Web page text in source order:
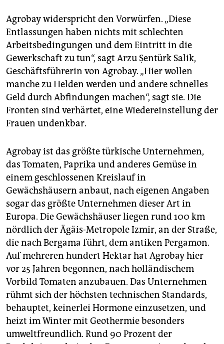
Agrobay widerspricht den Vorwürfen. „Diese
Entlassungen haben nichts mit schlechten
Arbeitsbedingungen und dem Eintritt in die
Gewerkschaft zu tun“, sagt Arzu Şentürk Salik,
Geschäftsführerin von Agrobay. „Hier wollen
manche zu Helden werden und andere schnelles
Geld durch Abfindungen machen“, sagt sie. Die
Fronten sind verhärtet, eine Wiedereinstellung der
Frauen undenkbar.
Agrobay ist das größte türkische Unternehmen,
das Tomaten, Paprika und anderes Gemüse in
einem geschlossenen Kreislauf in
Gewächshäusern anbaut, nach eigenen Angaben
sogar das größte Unternehmen dieser Art in
Europa. Die Gewächshäuser liegen rund 100 km
nördlich der Ägäis-Metropole Izmir, an der Straße,
die nach Bergama führt, dem antiken Pergamon.
Auf mehreren hundert Hektar hat Agrobay hier
vor 25 Jahren begonnen, nach holländischem
Vorbild Tomaten anzubauen. Das Unternehmen
rühmt sich der höchsten technischen Standards,
behauptet, keinerlei Hormone einzusetzen, und
heizt im Winter mit Geothermie besonders
umweltfreundlich. Rund 90 Prozent der